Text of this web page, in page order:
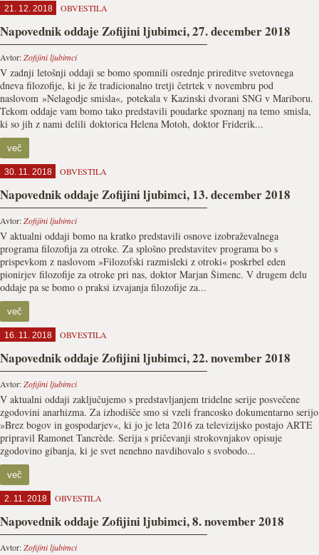
21. 12. 2018 OBVESTILA
Napovednik oddaje Zofijini ljubimci, 27. december 2018
Avtor:Zofijini ljubimci
V zadnji letošnji oddaji se bomo spomnili osrednje prireditve svetovnega
dneva filozofije, ki je že tradicionalno tretji četrtek v novembru pod
naslovom »Nelagodje smisla«, potekala v Kazinski dvorani SNG v Mariboru.
Tekom oddaje vam bomo tako predstavili poudarke spoznanj na temo smisla,
ki so jih z nami delili doktorica Helena Motoh, doktor Friderik...
več
30. 11. 2018 OBVESTILA
Napovednik oddaje Zofijini ljubimci, 13. december 2018
Avtor:Zofijini ljubimci
V aktualni oddaji bomo na kratko predstavili osnove izobraževalnega
programa filozofija za otroke. Za splošno predstavitev programa bo s
prispevkom z naslovom »Filozofski razmisleki z otroki« poskrbel eden
pionirjev filozofije za otroke pri nas, doktor Marjan Šimenc. V drugem delu
oddaje pa se bomo o praksi izvajanja filozofije za...
več
16. 11. 2018 OBVESTILA
Napovednik oddaje Zofijini ljubimci, 22. november 2018
Avtor:Zofijini ljubimci
V aktualni oddaji zaključujemo s predstavljanjem tridelne serije posvečene
zgodovini anarhizma. Za izhodišče smo si vzeli francosko dokumentarno serijo
»Brez bogov in gospodarjev«, ki jo je leta 2016 za televizijsko postajo ARTE
pripravil Ramonet Tancrède. Serija s pričevanji strokovnjakov opisuje
zgodovino gibanja, ki je svet nenehno navdihovalo s svobodo...
več
2. 11. 2018 OBVESTILA
Napovednik oddaje Zofijini ljubimci, 8. november 2018
Avtor:Zofijini ljubimci